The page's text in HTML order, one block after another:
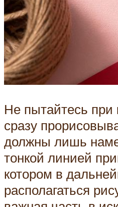
Не пытайтесь при
сразу
должны лишь
тонкой линией
котором в
располагаться